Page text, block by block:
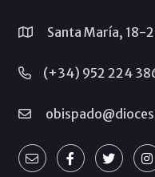
Santa María, 18-
(+34) 952 224